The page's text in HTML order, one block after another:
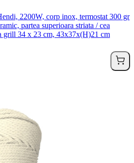
2200W, corp inox, termostat 300 gr
partea superioara striata / cea
grill 34 x 23 cm, 43x37x(H)21 cm